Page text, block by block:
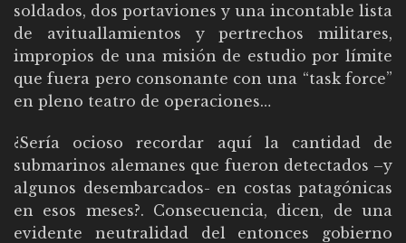
soldados, dos portaviones y una incontable lista
de avituallamientos y pertrechos militares,
impropios de una misión de estudio por límite
que fuera pero consonante con una “task force”
en pleno teatro de operaciones…
¿Sería ocioso recordar aquí la cantidad de
submarinos alemanes que fueron detectados –y
algunos desembarcados- en costas patagónicas
en esos meses?. Consecuencia, dicen, de una
evidente neutralidad del entonces gobierno